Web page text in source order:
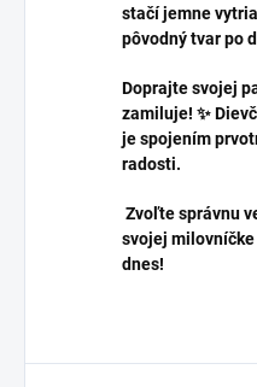
stačí jemne
pôvodný tvar po
Doprajte svojej
zamiluje! ✨
je spojením
radosti.
Zvoľte správnu
svojej
dnes!